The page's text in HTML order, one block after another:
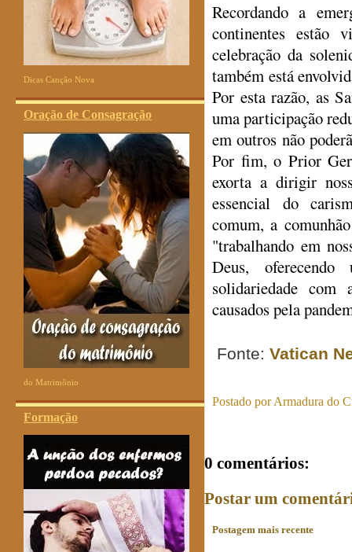
Dicas Canção Nova
Oração de Consagração
do Matrimônio
Formação
Recordando a
continentes estão
celebração da
também está
Por esta razão, as
uma participação
em outros não
Por fim, o Prior
exorta a dirigir
essencial do
comum, a
"trabalhando em
Deus,
solidariedade com
causados pela
Fonte: Vatican
Postado porArmadura do
0 comentários:
Postar um
Postagem mais recente